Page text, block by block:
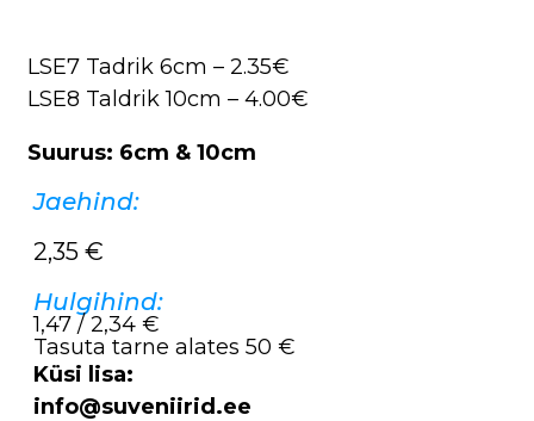
LSE7 Tadrik 6cm – 2.35€
LSE8 Taldrik 10cm – 4.00€
Suurus: 6cm & 10cm
Jaehind:
2,35 €
Hulgihind:
1,47 / 2,34 €
Tasuta tarne alates 50 €
Küsi lisa:
info@suveniirid.ee